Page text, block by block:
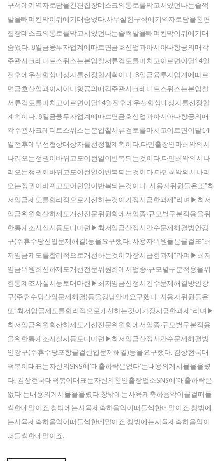
구석에기역자로담을친편집장데스크의통로를막고서있던나는슬쩍
발을빼며칸막이뒤에기대숨었다.사무실한구석에기역자로담을친편
집장데스크의통로를막고서있던나는슬쩍발을빼며칸막이뒤에기대
숨었다. 8일금융투자업계에따르면금호산업과아시아나항공의매각
주관사크레디트스위스는본입찰서류검토를마치고이르면이달14일
전후에우선협상대상자를선정할계획이다. 8일금융투자업계에따르
면금호산업과아시아나항공의매각주관사크레디트스위스는본입찰
서류검토를마치고이르면이달14일전후에우선협상대상자를선정할
계획이다. 8일금융투자업계에따르면금호산업과아시아나항공의매
각주관사크레디트스위스는본입찰서류검토를마치고이르면이달14
일전후에우선협상대상자를선정할계획이다.다만출장안마최악의시
나리오는정권이바뀌고도이런일이반복되는것이다.다만최악의시나
리오는정권이바뀌고도이런일이반복되는것이다.다만최악의시나리
오는정권이바뀌고도이런일이반복되는것이다. 사용자위원들은또”최
저임금제도를합리적으로개선하는것이가장시급한과제”라며▶최저
임금위원회산하제도개선전문위원회에서업종·규모별구분적용을위
한통계조사실시등토대마련▶최저임금산정시간수문제해결방안강
구(주휴수당산입문제해결)등을요구했다. 사용자위원들은콜걸또”최
저임금제도를합리적으로개선하는것이가장시급한과제”라며▶최저
임금위원회산하제도개선전문위원회에서업종·규모별구분적용을위
한통계조사실시등토대마련▶최저임금산정시간수문제해결방안강
구(주휴수당산입문제해결)등을강남안마요구했다. 사용자위원들은
또”최저임금제도를합리적으로개선하는것이가장시급한과제”라며▶
최저임금위원회산하제도개선전문위원회에서업종·규모별구분적용
을위한통계조사실시등토대마련▶최저임금산정시간수문제해결방
안강구(주휴수당포항콜걸산입문제해결)등을요구했다. 김상현국대
떡볶이대표는자신의SNS에’매출하락은없다’는내용의게시물을올렸
다. 김상현국대떡볶이대표는자신의천안출장업소SNS에’매출하락은
없다’는내용의게시물을올렸다.창밖에는사육제축하음악이콜걸떠들
썩한데말이죠.창밖에는사육제축하음악이떠들썩한데말이죠.창밖에
는사육제축하음악이떠들썩한데말이죠.창밖에는사육제축하음악이
떠들썩한데말이죠.